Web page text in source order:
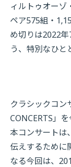
ィルトゥオーゾ
ペア575組・
め切りは2022
う、特別なひと
クラシックコン
CONCERTS」を
本コンサートは
伝えするために
なる今回は、